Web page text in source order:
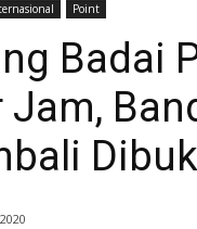
Point
Badai
Jam,